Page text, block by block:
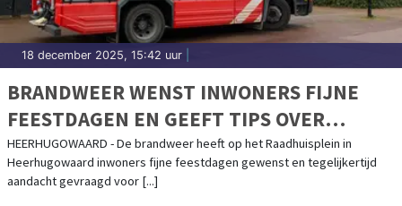
18 december 2025, 15:42 uur
BRANDWEER WENST INWONERS FIJNE
FEESTDAGEN EN GEEFT TIPS OVER
BRANDVEILIGHEID BIJ RAADHUISPLEIN
HEERHUGOWAARD - De brandweer heeft op het Raadhuisplein in
Heerhugowaard inwoners fijne feestdagen gewenst en tegelijkertijd
aandacht gevraagd voor [...]